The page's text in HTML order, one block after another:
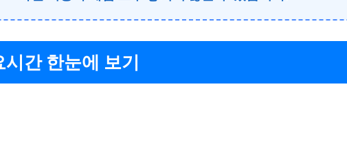
시간 한눈에 보기